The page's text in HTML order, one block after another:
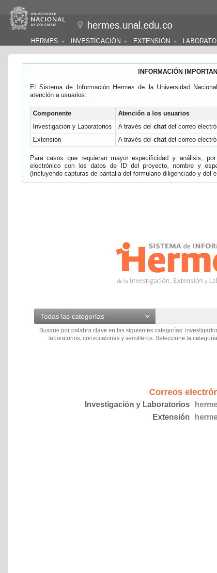
hermes.unal.edu.co
HERMES INVESTIGACIÓN EXTENSIÓN
INFORMACIÓN
El Sistema de Información Hermes de la Universidad
atención a usuarios:
Componente
Atención a los usuarios
Investigación y Laboratorios
A través del chatdel correo
Extensión
A través del chatdel correo
Para casos que requieran mayor especificidad y análisis,
electrónico con los datos de ID del proyecto, nombre y
(Incluyendo capturas de pantalla del formulario diligenciado y del
Todas las categorías
Busque por palabra clave en las siguientes categorías:
laboratorios, convocatorias y semilleros. Seleccione la
Correos
Investigación y Laboratorios
Extensión